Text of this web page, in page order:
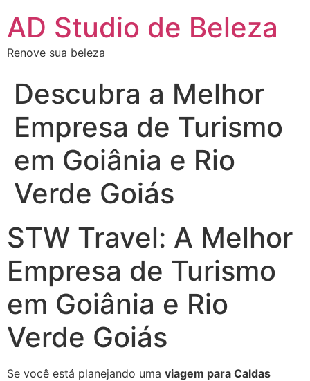
AD Studio de Beleza
Renove sua beleza
Descubra a Melhor
Empresa de Turismo
em Goiânia e Rio
Verde Goiás
STW Travel: A Melhor
Empresa de Turismo
em Goiânia e Rio
Verde Goiás
Se você está planejando uma viagem para Caldas